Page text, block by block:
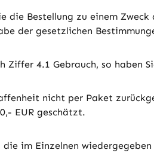
die Bestellung zu einem
der gesetzlichen
Ziffer 4.1 Gebrauch, so haben
nicht per Paket
EUR geschätzt.
im Einzelnen